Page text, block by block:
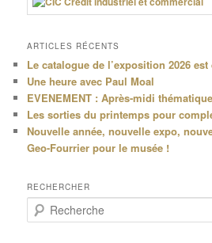
ARTICLES RÉCENTS
Le catalogue de l’exposition 2026
Une heure avec Paul Moal
EVENEMENT : Après-midi
Les sorties du printemps pour
Nouvelle année, nouvelle expo,
Geo-Fourrier pour le musée !
RECHERCHER
e